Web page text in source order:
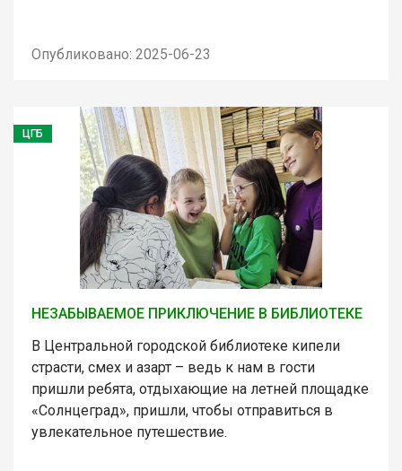
Опубликовано: 2025-06-23
ЦГБ
НЕЗАБЫВАЕМОЕ ПРИКЛЮЧЕНИЕ В БИБЛИОТЕКЕ
В Центральной городской библиотеке кипели
страсти, смех и азарт – ведь к нам в гости
пришли ребята, отдыхающие на летней площадке
«Солнцеград», пришли, чтобы отправиться в
увлекательное путешествие.